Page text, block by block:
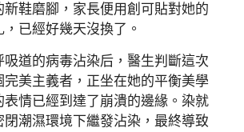
鞋磨腳，家長便用創可貼對她的
已經好幾天沒換了。
道的病毒沾染后，醫生判斷這次
完美主義者，正坐在她的平衡美學
表情已經到達了崩潰的邊緣。染就
閉潮濕環境下繼發沾染，最終導致